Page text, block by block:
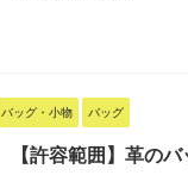
バッグ・小物 バッグ
【許容範囲】革の